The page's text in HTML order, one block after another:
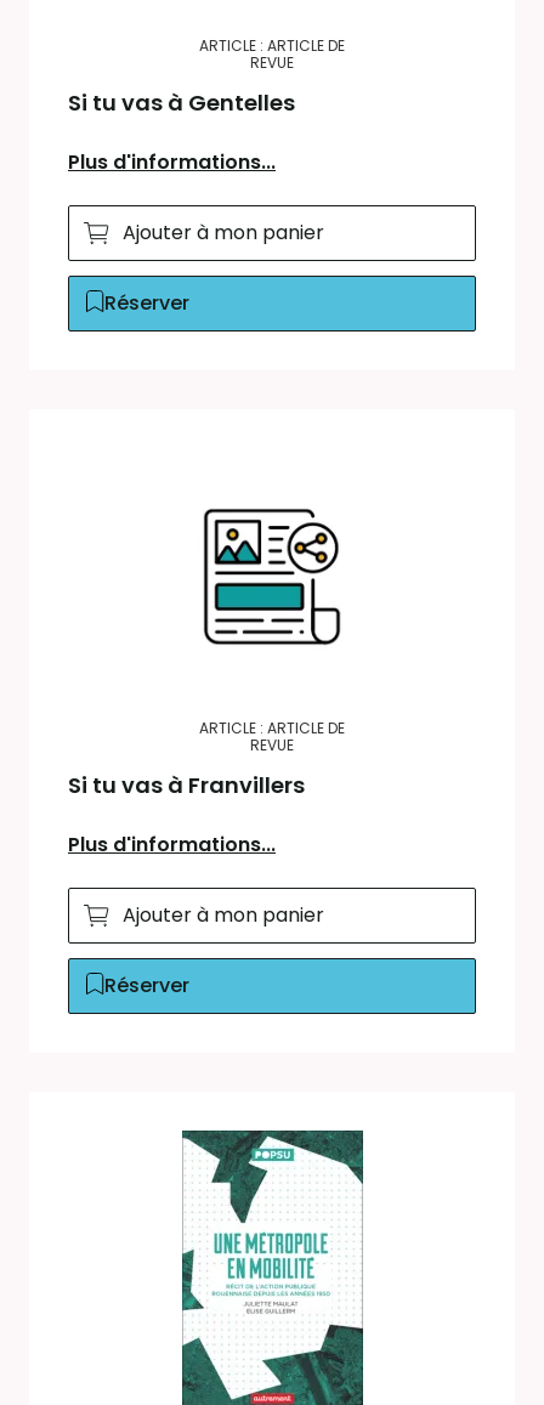
ARTICLE : ARTICLE DE
REVUE
Si tu vas à Gentelles
Plus d'informations...
Ajouter à mon panier
Réserver
ARTICLE : ARTICLE DE
REVUE
Si tu vas à Franvillers
Plus d'informations...
Ajouter à mon panier
Réserver